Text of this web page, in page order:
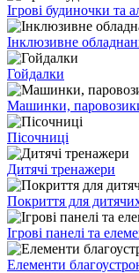
Ігрові будиночки та
Інклюзивне
Гойдалки
Машинки,
Пісочниці
Дитячі тренажери
Покриття для
Ігрові панелі та
Елементи